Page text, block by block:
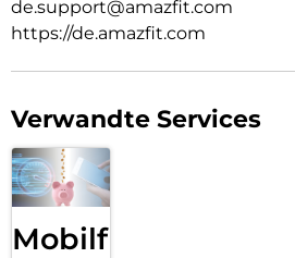
de.support@amazfit.com
https://de.amazfit.com
Verwandte Services
Mobilfunk